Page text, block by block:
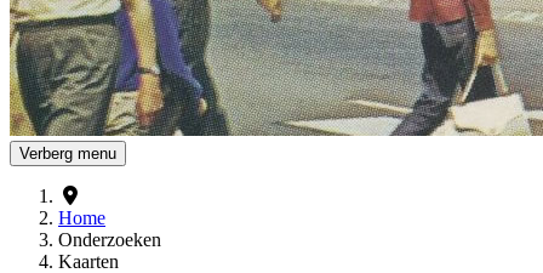
Verberg menu
Home
Onderzoeken
Kaarten